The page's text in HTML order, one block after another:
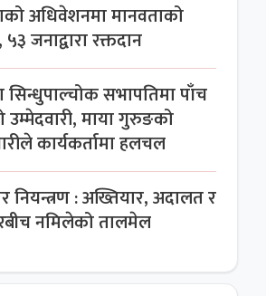
अधिवेशनमा मानवताको
जनाद्वारा रक्तदान
सिन्धुपाल्चोक सभापतिमा पाँच
उम्मेदवारी, माया गुरुङको
कार्यकर्तामा हलचल
नियन्त्रण : अख्तियार, अदालत र
नमिलेको तालमेल